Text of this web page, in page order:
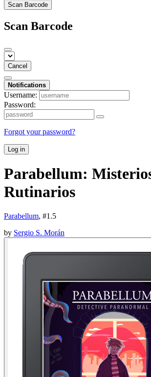
Scan Barcode
Scan Barcode
Cancel
Notifications
Username:
Password:
Forgot your password?
Log in
Parabellum:
Rutinarios
Parabellum, #1.5
by Sergio S. Morán